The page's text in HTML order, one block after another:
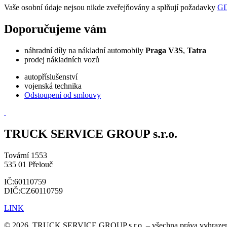
Vaše osobní údaje nejsou nikde zveřejňovány a splňují požadavky
Doporučujeme vám
náhradní díly na nákladní automobily Praga V3S, Tatra
prodej nákladních vozů
autopříslušenství
vojenská technika
Odstoupení od smlouvy
TRUCK SERVICE GROUP s.r.o.
Tovární 1553
535 01 Přelouč
IČ:60110759
DIČ:CZ60110759
LINK
© 2026, TRUCK SERVICE GROUP s.r.o. – všechna práva